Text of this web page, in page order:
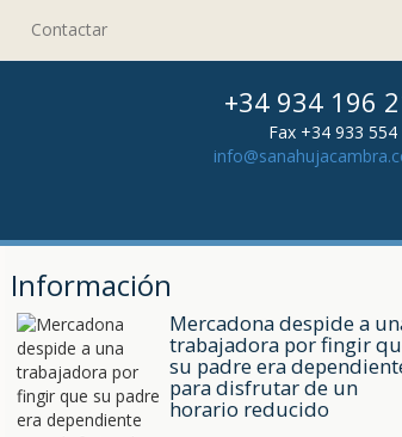
Contactar
+34 934 196
Fax +34 933 554
Información
Mercadona despide a
trabajadora por fingir
su padre era
para disfrutar de un
horario reducido